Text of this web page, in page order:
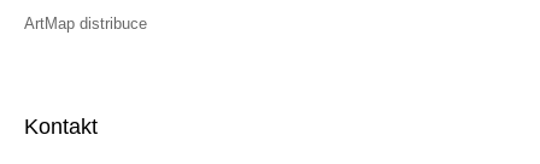
ArtMap distribuce
Kontakt